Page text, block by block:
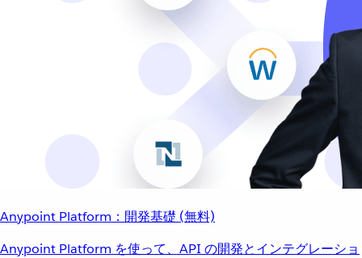
Anypoint Platform：開発基礎 (無料)
Anypoint Platform を使って、API の開発とインテグレーショ